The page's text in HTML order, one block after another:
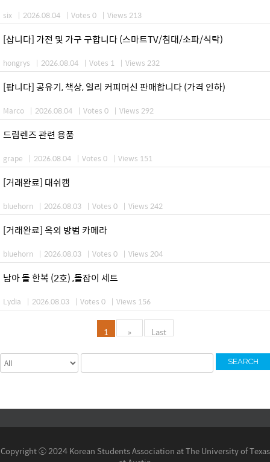
six | 2026.08.04 | Votes 0 | Views 213
[삽니다] 가전 및 가구 구합니다 (스마트TV/침대/소파/식탁)
hongrys | 2026.08.04 | Votes 1 | Views 232
[팝니다] 공유기, 책상, 일리 커피머신 판매합니다 (가격 인하)
Marco | 2026.08.04 | Votes 0 | Views 292
드림렌즈 관련 용품
grape | 2026.08.04 | Votes 0 | Views 151
[거래완료] 대쉬캠
bluehorn | 2026.08.03 | Votes 0 | Views 242
[거래완료] 옥외 방범 카메라
bluehorn | 2026.08.03 | Votes 0 | Views 204
남아 돌 한복 (2호) ,돌잡이 세트
Lydia | 2026.08.03 | Votes 0 | Views 156
1 » Last
SEARCH
Copyright ⓒ 2024 Korean Students Association at The University of Texas